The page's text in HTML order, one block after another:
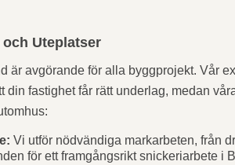
och Uteplatser
är avgörande för alla byggprojekt. Vår
din fastighet får rätt underlag, medan
Vi utför nödvändiga markarbeten, från
för ett framgångsrikt snickeriarbete i